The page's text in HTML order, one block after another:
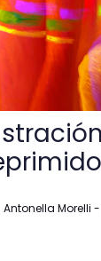
Antonella Morelli -